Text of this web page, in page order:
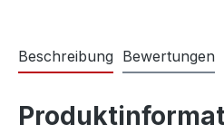
Beschreibung Bewertungen